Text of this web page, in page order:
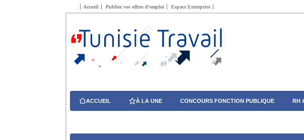
Accueil Publiez vos offres d’emploi Espace Entreprise
ACCUEIL À LA UNE CONCOURS FONCTION PUBLIQUE RH